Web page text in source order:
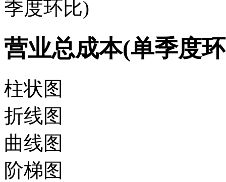
季度环比)
营业总成本(单季度
柱状图
折线图
曲线图
阶梯图